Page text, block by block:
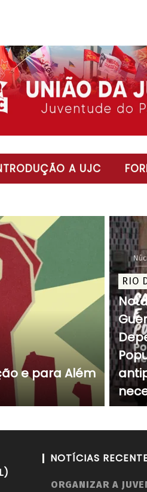
A UJC
e para Além
RIO
NOTÍCIAS
ORGANIZAR A